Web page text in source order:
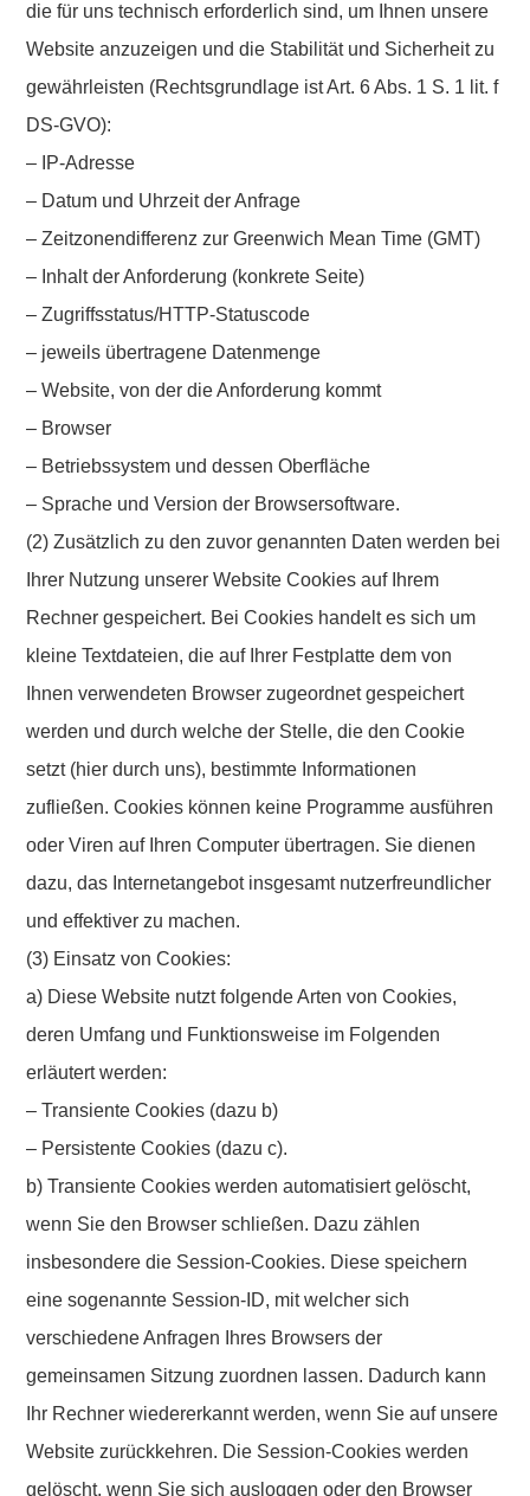
die für uns technisch erforderlich sind, um Ihnen unsere
Website anzuzeigen und die Stabilität und Sicherheit zu
gewährleisten (Rechtsgrundlage ist Art. 6 Abs. 1 S. 1 lit. f
DS-GVO):
– IP-Adresse
– Datum und Uhrzeit der Anfrage
– Zeitzonendifferenz zur Greenwich Mean Time (GMT)
– Inhalt der Anforderung (konkrete Seite)
– Zugriffsstatus/HTTP-Statuscode
– jeweils übertragene Datenmenge
– Website, von der die Anforderung kommt
– Browser
– Betriebssystem und dessen Oberfläche
– Sprache und Version der Browsersoftware.
(2) Zusätzlich zu den zuvor genannten Daten werden bei
Ihrer Nutzung unserer Website Cookies auf Ihrem
Rechner gespeichert. Bei Cookies handelt es sich um
kleine Textdateien, die auf Ihrer Festplatte dem von
Ihnen verwendeten Browser zugeordnet gespeichert
werden und durch welche der Stelle, die den Cookie
setzt (hier durch uns), bestimmte Informationen
zufließen. Cookies können keine Programme ausführen
oder Viren auf Ihren Computer übertragen. Sie dienen
dazu, das Internetangebot insgesamt nutzerfreundlicher
und effektiver zu machen.
(3) Einsatz von Cookies:
a) Diese Website nutzt folgende Arten von Cookies,
deren Umfang und Funktionsweise im Folgenden
erläutert werden:
– Transiente Cookies (dazu b)
– Persistente Cookies (dazu c).
b) Transiente Cookies werden automatisiert gelöscht,
wenn Sie den Browser schließen. Dazu zählen
insbesondere die Session-Cookies. Diese speichern
eine sogenannte Session-ID, mit welcher sich
verschiedene Anfragen Ihres Browsers der
gemeinsamen Sitzung zuordnen lassen. Dadurch kann
Ihr Rechner wiedererkannt werden, wenn Sie auf unsere
Website zurückkehren. Die Session-Cookies werden
gelöscht, wenn Sie sich ausloggen oder den Browser